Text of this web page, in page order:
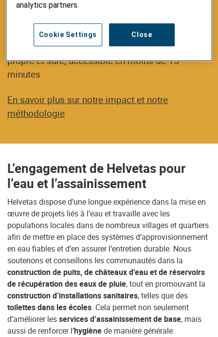
Helvetas obtient des résultats
800'349 personnesont obtenu en 2025, grâce à
Helvetas, un nouvel accès à une eau potable
propre et sûre, accessible en moins de 15
minutes.
En savoir plus sur notre impact et notre
méthodologie
L’engagement de Helvetas pour
l’eau et l’assainissement
Helvetas dispose d’une longue expérience dans la mise en
œuvre de projets liés à l’eau et travaille avec les
populations locales dans de nombreux villages et quartiers
afin de mettre en place des systèmes d’approvisionnement
en eau fiables et d’en assurer l’entretien durable. Nous
soutenons et conseillons les communautés dans la
construction de puits, de châteaux d’eau et de réservoirs
de récupération des eaux de pluie, tout en promouvant la
construction d’installations sanitaires, telles que des
toilettes dans les écoles. Cela permet non seulement
d’améliorer lesservices d’assainissement de base, mais
aussi de renforcer l’hygiènede manière générale.
analytics partners.
Close
Cookie Settings